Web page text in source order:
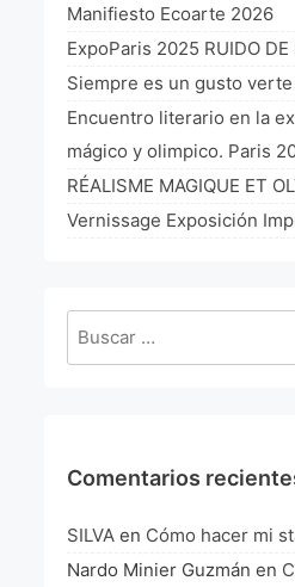
Manifiesto Ecoarte 2026
ExpoParis 2025 RUIDO DE
Siempre es un gusto verte
Encuentro literario en la
mágico y olimpico. Paris
RÉALISME MAGIQUE ET
Vernissage Exposición
Buscar:
Comentarios
SILVA en Cómo hacer mi
Nardo Minier Guzmán en